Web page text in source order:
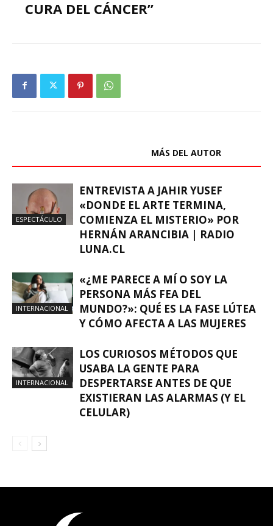
CURA DEL CÁNCER”
MÁS DEL AUTOR
ESPECTÁCULO
ENTREVISTA A JAHIR YUSEF
«DONDE EL ARTE TERMINA,
COMIENZA EL MISTERIO» POR
HERNÁN ARANCIBIA | RADIO
LUNA.CL
INTERNACIONAL
«¿ME PARECE A MÍ O SOY LA
PERSONA MÁS FEA DEL
MUNDO?»: QUÉ ES LA FASE LÚTEA
Y CÓMO AFECTA A LAS MUJERES
INTERNACIONAL
LOS CURIOSOS MÉTODOS QUE
USABA LA GENTE PARA
DESPERTARSE ANTES DE QUE
EXISTIERAN LAS ALARMAS (Y EL
CELULAR)